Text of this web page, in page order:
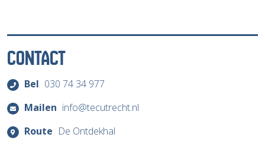
CONTACT
Bel 030 74 34 977
Mailen info@tecutrecht.nl
Route De Ontdekhal